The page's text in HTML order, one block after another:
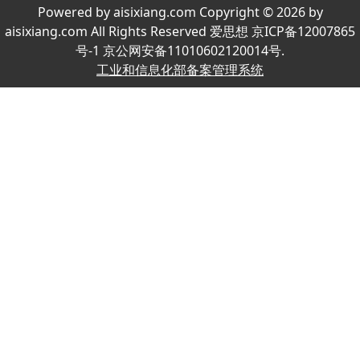
Powered by aisixiang.com Copyright © 2026 by
aisixiang.com All Rights Reserved 爱思想 京ICP备12007865
号-1 京公网安备11010602120014号.
工业和信息化部备案管理系统